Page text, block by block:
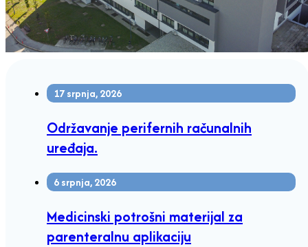
17 srpnja, 2026
Održavanje perifernih računalnih
uređaja.
6 srpnja, 2026
Medicinski potrošni materijal za
parenteralnu aplikaciju